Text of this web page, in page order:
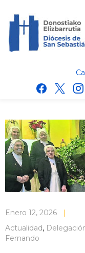
facebook
x
Enero 12, 2026
|
Actualidad,
Fernando